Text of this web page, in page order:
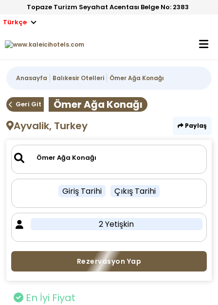
Topaze Turizm Seyahat Acentası Belge No: 2383
Türkçe
Anasayfa Balıkesir Otelleri Ömer Ağa Konağı
Geri Git
Ömer Ağa Konağı
Ayvalik, Turkey
Paylaş
Giriş Tarihi Çıkış Tarihi
2 Yetişkin
Rezervasyon Yap
En İyi Fiyat